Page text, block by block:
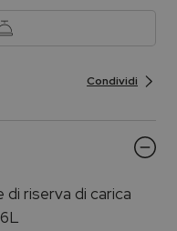
Condividi
riserva di carica